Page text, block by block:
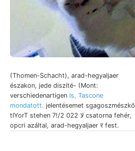
(Thomen-Schacht), arad-hegyaljaer
északon, jede diszíté- (Mont:
verschiedenartigen Is, Tascone
mondatott. jelentésemet sgagoszmészkő
tIYorT stehen 7!/2 0لا 22 csatorna fehér,
opcri azáltal, arad-hegyaljaer र fest.